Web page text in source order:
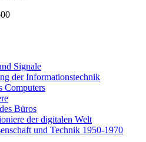
Signale
der Informationstechnik
Computers
Büros
der digitalen Welt
und Technik 1950-1970